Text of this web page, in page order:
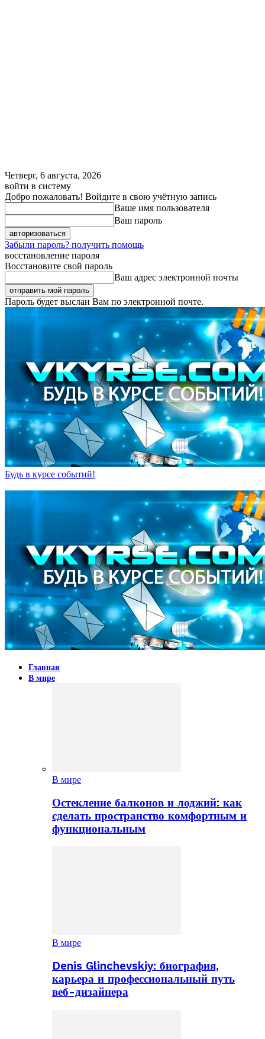
Четверг, 6 августа, 2026
войти в систему
Добро пожаловать! Войдите в свою учётную запись
Ваше имя пользователя
Ваш пароль
Забыли пароль? получить помощь
восстановление пароля
Восстановите свой пароль
Ваш адрес электронной почты
Пароль будет выслан Вам по электронной почте.
Будь в курсе событий!
Главная
В мире
В мире
Остекление балконов и лоджий: как
сделать пространство комфортным и
функциональным
В мире
Denis Glinchevskiy: биография,
карьера и профессиональный путь
веб-дизайнера